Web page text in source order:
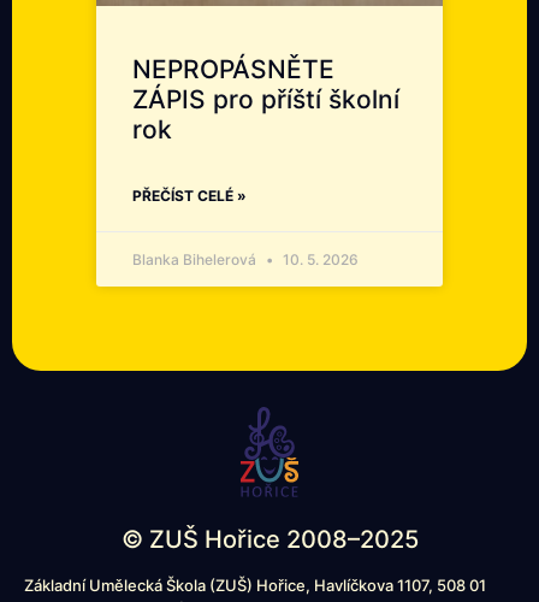
NEPROPÁSNĚTE
ZÁPIS pro příští školní
rok
PŘEČÍST CELÉ »
Blanka Bihelerová 10. 5. 2026
© ZUŠ Hořice 2008–2025
Základní Umělecká Škola (ZUŠ) Hořice, Havlíčkova 1107, 508 01